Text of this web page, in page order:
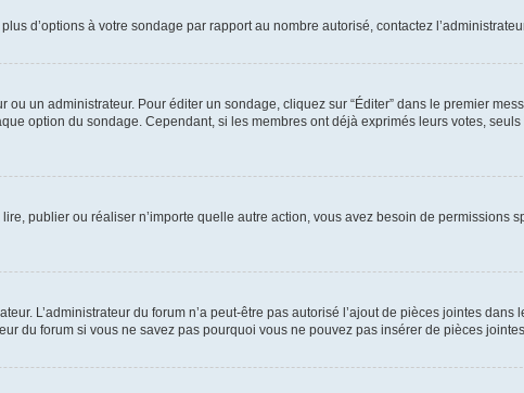
d’options à votre sondage par rapport au nombre autorisé, contactez
un administrateur. Pour éditer un sondage, cliquez sur “Éditer” dans le premier
option du sondage. Cependant, si les membres ont déjà exprimés leurs votes,
publier ou réaliser n’importe quelle autre action, vous avez besoin de permissions
L’administrateur du forum n’a peut-être pas autorisé l’ajout de pièces jointes
du forum si vous ne savez pas pourquoi vous ne pouvez pas insérer de pièces